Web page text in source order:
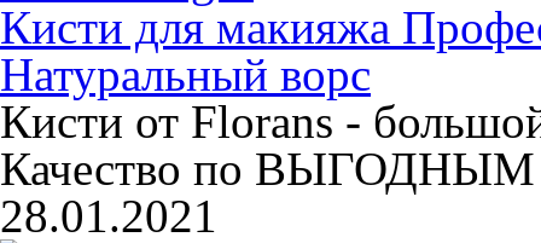
Кисти для макияжа
Натуральный ворс
Кисти от Florans -
Качество по ВЫГОДНЫМ
28.01.2021